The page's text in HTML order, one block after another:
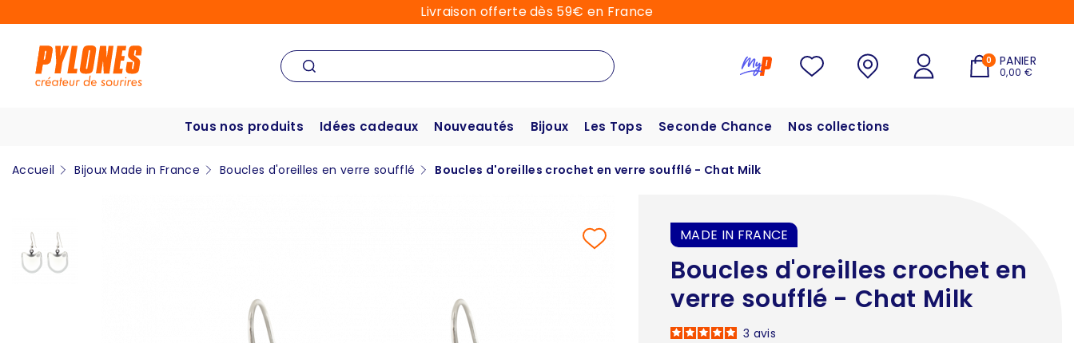
Livraison offerte dès 59€ en France
0 PANIER
0,00 €
Tous nos produits Idées cadeaux Nouveautés Bijoux Les Tops Seconde Chance Nos collections
Accueil Bijoux Made in France Boucles d'oreilles en verre soufflé Boucles d'oreilles crochet en verre soufflé - Chat Milk
MADE IN FRANCE
Boucles d'oreilles crochet en
verre soufflé - Chat Milk
3 avis